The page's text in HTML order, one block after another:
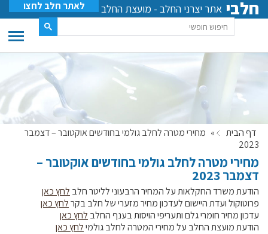
חלבי אתר יצרני החלב - מועצת החלב לאתר חלב לחצו
דף הבית » מחירי מטרה לחלב גולמי בחודשים אוקטובר – דצמבר
2023
מחירי מטרה לחלב גולמי בחודשים אוקטובר –
דצמבר 2023
הודעת משרד החקלאות על המחיר הרבעוני לליטר חלב לחץ כאן
פרוטוקול ועדת היישום לעדכון מחיר מזערי של חלב בקרלחץ כאן
עדכון מחיר חומרי גלם ותעריפי הויסות בענף החלב לחץ כאן
הודעת מועצת החלב על מחירי המטרה לחלב גולמילחץ כאן